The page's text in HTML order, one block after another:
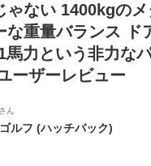
ゃない 1400kgの
な重量バランス ド
馬力という非力な
ーザーレビュー
さん
ルフ (ハッチバック)